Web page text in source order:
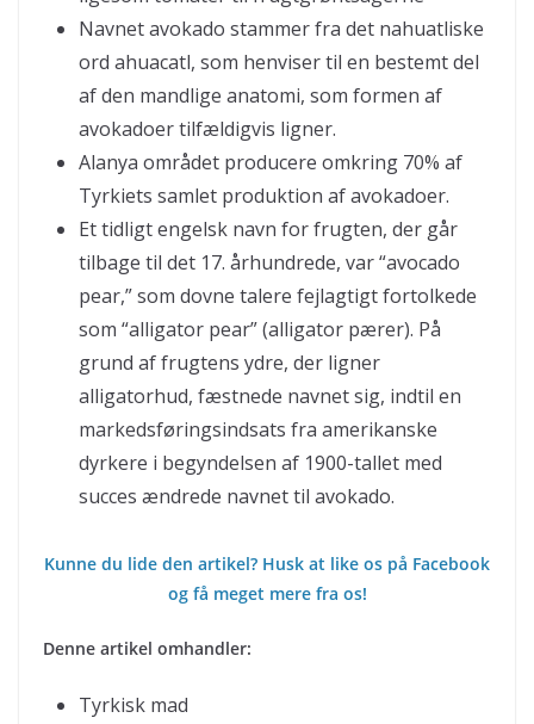
Navnet avokado stammer fra det nahuatliske
ord ahuacatl, som henviser til en bestemt del
af den mandlige anatomi, som formen af
avokadoer tilfældigvis ligner.
Alanya området producere omkring 70% af
Tyrkiets samlet produktion af avokadoer.
Et tidligt engelsk navn for frugten, der går
tilbage til det 17. århundrede, var “avocado
pear,” som dovne talere fejlagtigt fortolkede
som “alligator pear” (alligator pærer). På
grund af frugtens ydre, der ligner
alligatorhud, fæstnede navnet sig, indtil en
markedsføringsindsats fra amerikanske
dyrkere i begyndelsen af 1900-tallet med
succes ændrede navnet til avokado.
Kunne du lide den artikel? Husk at like os på Facebook
og få meget mere fra os!
Denne artikel omhandler:
Tyrkisk mad